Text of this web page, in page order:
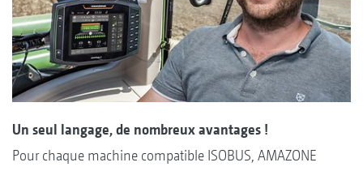
Un seul langage, de nombreux avantages !
Pour chaque machine compatible ISOBUS, AMAZONE